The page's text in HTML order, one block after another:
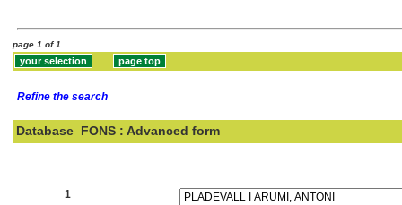
page 1 of 1
Refine the search
Database FONS : Advanced form
1